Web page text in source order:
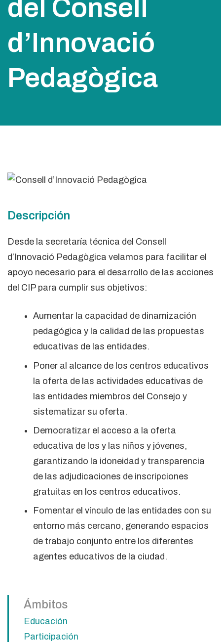
del Consell
d’Innovació
Pedagògica
Descripción
Desde la secretaría técnica del Consell
d’Innovació Pedagògica velamos para facilitar el
apoyo necesario para el desarrollo de las acciones
del CIP para cumplir sus objetivos:
Aumentar la capacidad de dinamización
pedagógica y la calidad de las propuestas
educativas de las entidades.
Poner al alcance de los centros educativos
la oferta de las actividades educativas de
las entidades miembros del Consejo y
sistematizar su oferta.
Democratizar el acceso a la oferta
educativa de los y las niños y jóvenes,
garantizando la idoneidad y transparencia
de las adjudicaciones de inscripciones
gratuitas en los centros educativos.
Fomentar el vínculo de las entidades con su
entorno más cercano, generando espacios
de trabajo conjunto entre los diferentes
agentes educativos de la ciudad.
Ámbitos
Educación
Participación